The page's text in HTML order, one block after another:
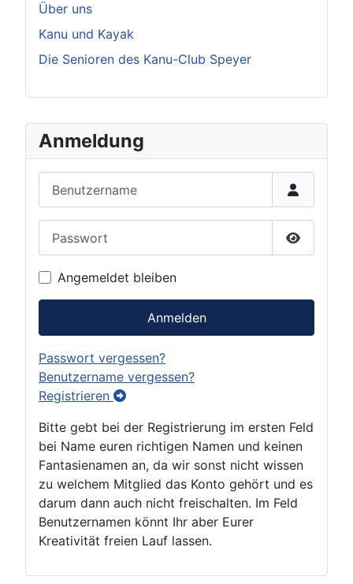
Anmeldung
Passwort
Angemeldet bleiben
Anmelden
Passwort vergessen?
Benutzername vergessen?
Registrieren
Bitte gebt bei der Registrierung im ersten Feld
bei Name euren richtigen Namen und keinen
Fantasienamen an, da wir sonst nicht wissen
zu welchem Mitglied das Konto gehört und es
darum dann auch nicht freischalten. Im Feld
Benutzernamen könnt Ihr aber Eurer
Kreativität freien Lauf lassen.
Über uns
Kanu und Kayak
Die Senioren des Kanu-Club Speyer